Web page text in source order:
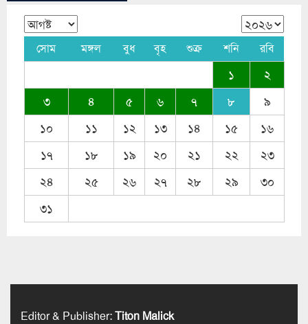
সোম মঙ্গল বুধ বৃহ শুক্র শনি রবি
১
২
৩
৪ ৫ ৬ ৭ ৮
৯
১০
১১ ১২ ১৩ ১৪ ১৫
১৬
১৭
১৮ ১৯ ২০ ২১ ২২
২৩
২৪
২৫ ২৬ ২৭ ২৮ ২৯
৩০
৩১
Editor & Publisher:Titon Malick